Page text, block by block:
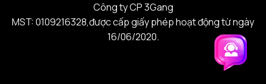
Công ty CP 3Gang
MST: 0109216328,được cấp giấy phép hoạt động từ ngày
16/06/2020.